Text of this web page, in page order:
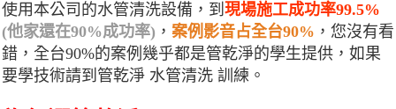
使用本公司的水管清洗設備，到 現場施工成功率99.5%
(他家還在90%成功率) ， 案例影音占全台90% ，您沒有看
錯，全台90%的案例幾乎都是管乾淨的學生提供，如果
要學技術請到管乾淨 水管清洗 訓練。